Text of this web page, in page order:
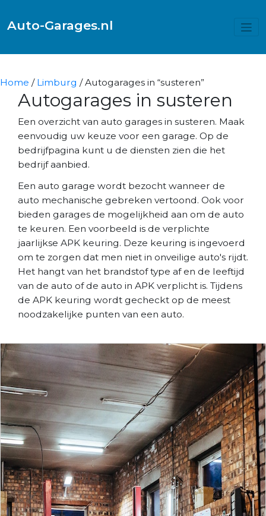
Auto-Garages.nl
Home / Limburg / Autogarages in “susteren”
Autogarages in susteren
Een overzicht van auto garages in susteren. Maak
eenvoudig uw keuze voor een garage. Op de
bedrijfpagina kunt u de diensten zien die het
bedrijf aanbied.
Een auto garage wordt bezocht wanneer de
auto mechanische gebreken vertoond. Ook voor
bieden garages de mogelijkheid aan om de auto
te keuren. Een voorbeeld is de verplichte
jaarlijkse APK keuring. Deze keuring is ingevoerd
om te zorgen dat men niet in onveilige auto's rijdt.
Het hangt van het brandstof type af en de leeftijd
van de auto of de auto in APK verplicht is. Tijdens
de APK keuring wordt gecheckt op de meest
noodzakelijke punten van een auto.